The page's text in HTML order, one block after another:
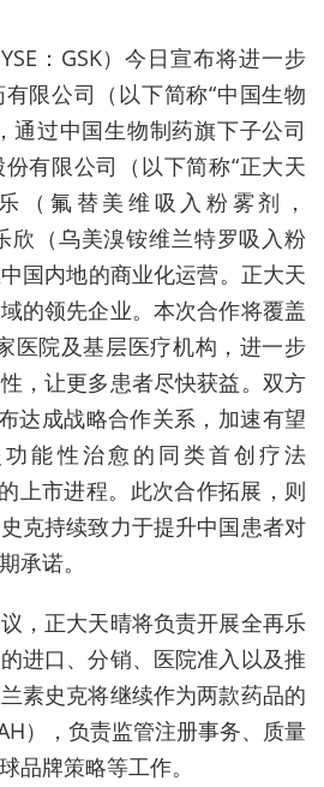
：GSK）今日宣布将进一步
限公司（以下简称“中国生物
通过中国生物制药旗下子公司
有限公司（以下简称“正大天
（氟替美维吸入粉雾剂，
欣（乌美溴铵维兰特罗吸入粉
国内地的商业化运营。正大天
的领先企业。本次合作将覆盖
医院及基层医疗机构，进一步
，让更多患者尽快获益。双方
达成战略合作关系，加速有望
能性治愈的同类首创疗法
上市进程。此次合作拓展，则
克持续致力于提升中国患者对
承诺。
，正大天晴将负责开展全再乐
进口、分销、医院准入以及推
素史克将继续作为两款药品的
），负责监管注册事务、质量
品牌策略等工作。